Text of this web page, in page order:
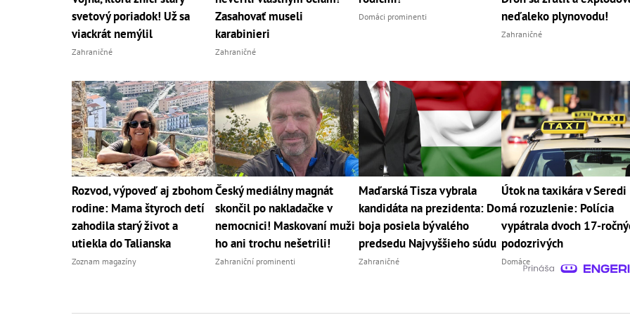
svetový poriadok! Už sa
viackrát nemýlil
Zahraničné
Zasahovať museli
karabinieri
Zahraničné
Domáci prominenti
neďaleko plynovodu!
Zahraničné
Rozvod, výpoveď aj zbohom
rodine: Mama štyroch detí
zahodila starý život a
utiekla do Talianska
Zoznam magazíny
Český mediálny magnát
skončil po nakladačke v
nemocnici! Maskovaní muži
ho ani trochu nešetrili!
Zahraniční prominenti
Maďarská Tisza vybrala
kandidáta na prezidenta: Do
boja posiela bývalého
predsedu Najvyššieho súdu
Zahraničné
Útok na taxikára v Seredi
má rozuzlenie: Polícia
vypátrala dvoch 17-
podozrivých
Domáce